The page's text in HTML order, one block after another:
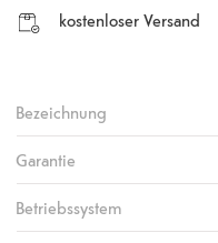
kostenloser Versand
Bezeichnung
Garantie
Betriebssystem